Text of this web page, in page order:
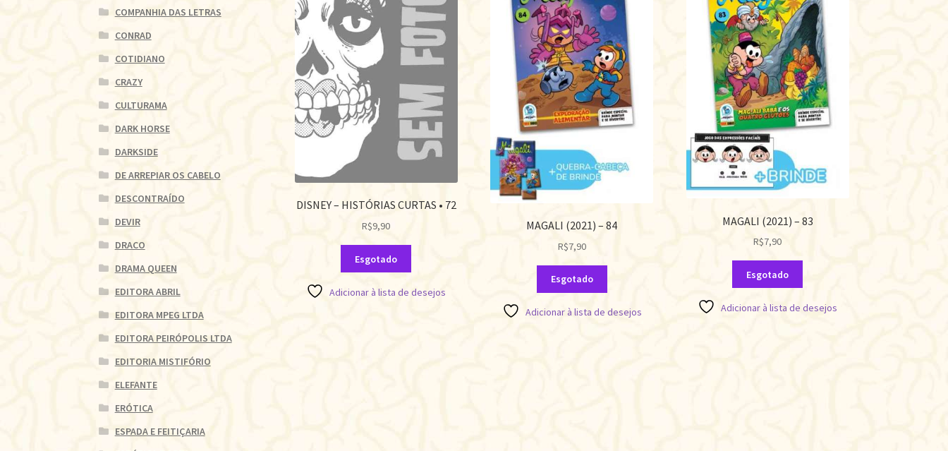
DISNEY – HISTÓRIAS CURTAS • 72
R$9,90
Esgotado
Adicionar à lista de desejos
MAGALI (2021) – 84
R$7,90
Esgotado
Adicionar à lista de desejos
MAGALI (2021) – 83
R$7,90
Esgotado
Adicionar à lista de desejos
COMPANHIA DAS LETRAS
CONRAD
COTIDIANO
CRAZY
CULTURAMA
DARK HORSE
DARKSIDE
DE ARREPIAR OS CABELO
DESCONTRAÍDO
DEVIR
DRACO
DRAMA QUEEN
EDITORA ABRIL
EDITORA MPEG LTDA
EDITORA PEIRÓPOLIS LTDA
EDITORIA MISTIFÓRIO
ELEFANTE
ERÓTICA
ESPADA E FEITIÇARIA